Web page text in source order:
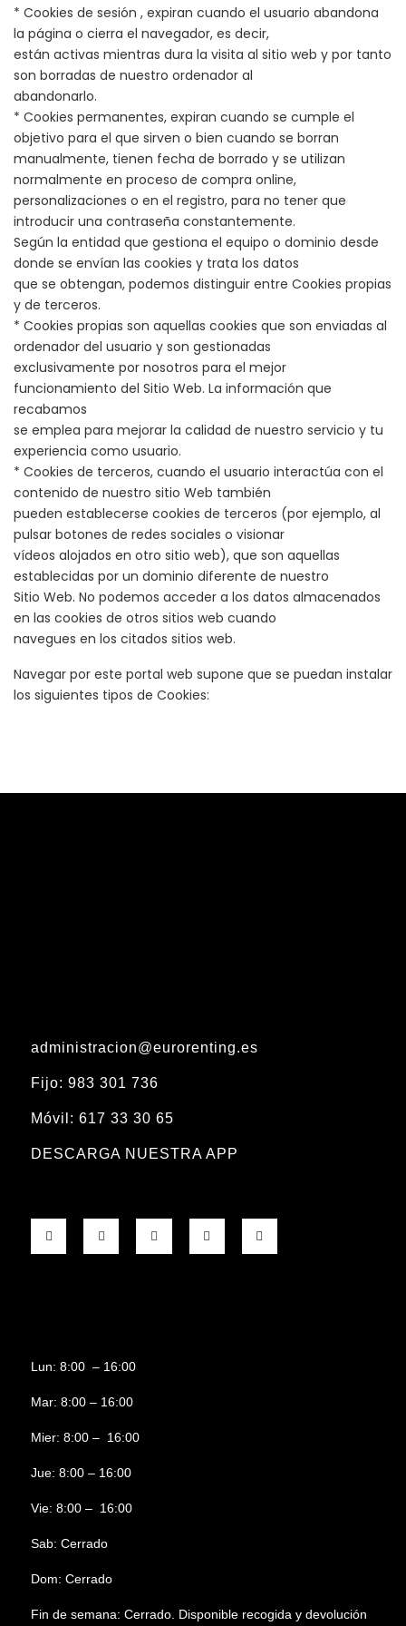
* Cookies de sesión , expiran cuando el usuario abandona
la página o cierra el navegador, es decir,
están activas mientras dura la visita al sitio web y por tanto
son borradas de nuestro ordenador al
abandonarlo.
* Cookies permanentes, expiran cuando se cumple el
objetivo para el que sirven o bien cuando se borran
manualmente, tienen fecha de borrado y se utilizan
normalmente en proceso de compra online,
personalizaciones o en el registro, para no tener que
introducir una contraseña constantemente.
Según la entidad que gestiona el equipo o dominio desde
donde se envían las cookies y trata los datos
que se obtengan, podemos distinguir entre Cookies propias
y de terceros.
* Cookies propias son aquellas cookies que son enviadas al
ordenador del usuario y son gestionadas
exclusivamente por nosotros para el mejor
funcionamiento del Sitio Web. La información que
recabamos
se emplea para mejorar la calidad de nuestro servicio y tu
experiencia como usuario.
* Cookies de terceros, cuando el usuario interactúa con el
contenido de nuestro sitio Web también
pueden establecerse cookies de terceros (por ejemplo, al
pulsar botones de redes sociales o visionar
vídeos alojados en otro sitio web), que son aquellas
establecidas por un dominio diferente de nuestro
Sitio Web. No podemos acceder a los datos almacenados
en las cookies de otros sitios web cuando
navegues en los citados sitios web.
Navegar por este portal web supone que se puedan instalar
los siguientes tipos de Cookies:
administracion@eurorenting.es
Fijo: 983 301 736
Móvil: 617 33 30 65
DESCARGA NUESTRA APP
Lun: 8:00 – 16:00
Mar: 8:00 – 16:00
Mier: 8:00 – 16:00
Jue: 8:00 – 16:00
Vie: 8:00 – 16:00
Sab: Cerrado
Dom: Cerrado
Fin de semana: Cerrado. Disponible recogida y devolución